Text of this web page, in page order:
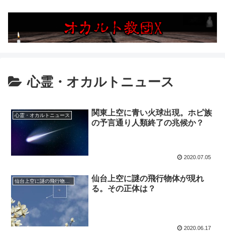
心霊・オカルトニュース
心霊・オカルトニュース
関東上空に青い火球出現。ホピ族
の予言通り人類終了の兆候か？
2020.07.05
仙台上空に謎の飛行物体が現れ
る。その正体は？
2020.06.17